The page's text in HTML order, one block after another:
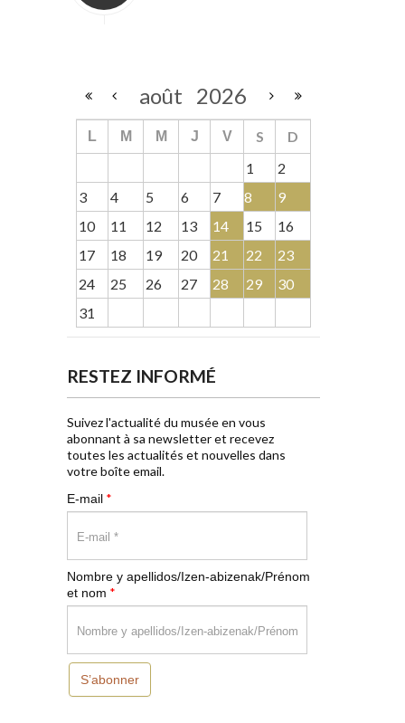
août 2026
L M M J V S
D
1
2
3
4 5 6 7 8
9
10
11 12 13 14 15
16
17
18 19 20 21 22
23
24
25 26 27 28 29
30
31
RESTEZ INFORMÉ
Suivez l'actualité du musée en vous
abonnant à sa newsletter et recevez
toutes les actualités et nouvelles dans
votre boîte email.
E-mail *
Nombre y apellidos/Izen-abizenak/Prénom
et nom *
S’abonner